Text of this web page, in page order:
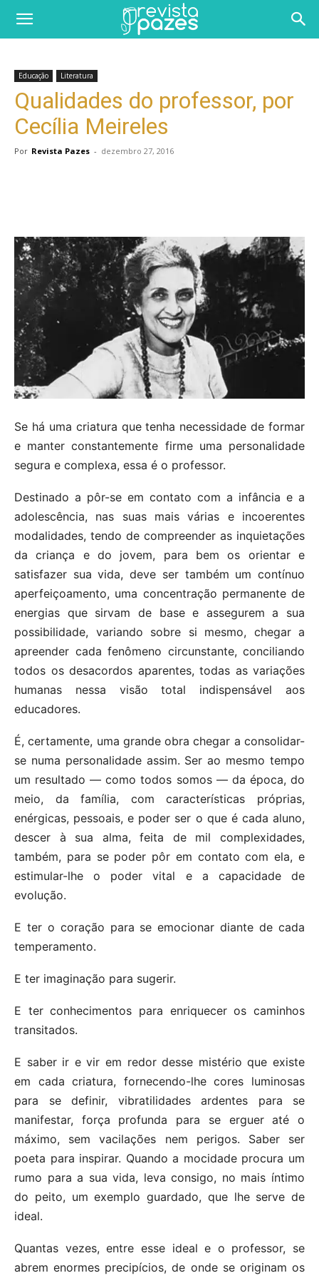
Educação Literatura
Qualidades do professor, por
Cecília Meireles
Por Revista Pazes - dezembro 27, 2016
Se há uma criatura que tenha necessidade de formar
e manter constantemente firme uma personalidade
segura e complexa, essa é o professor.
Destinado a pôr-se em contato com a infância e a
adolescência, nas suas mais várias e incoerentes
modalidades, tendo de compreender as inquietações
da criança e do jovem, para bem os orientar e
satisfazer sua vida, deve ser também um contínuo
aperfeiçoamento, uma concentração permanente de
energias que sirvam de base e assegurem a sua
possibilidade, variando sobre si mesmo, chegar a
apreender cada fenômeno circunstante, conciliando
todos os desacordos aparentes, todas as variações
humanas nessa visão total indispensável aos
educadores.
É, certamente, uma grande obra chegar a consolidar-
se numa personalidade assim. Ser ao mesmo tempo
um resultado — como todos somos — da época, do
meio, da família, com características próprias,
enérgicas, pessoais, e poder ser o que é cada aluno,
descer à sua alma, feita de mil complexidades,
também, para se poder pôr em contato com ela, e
estimular-lhe o poder vital e a capacidade de
evolução.
E ter o coração para se emocionar diante de cada
temperamento.
E ter imaginação para sugerir.
E ter conhecimentos para enriquecer os caminhos
transitados.
E saber ir e vir em redor desse mistério que existe
em cada criatura, fornecendo-lhe cores luminosas
para se definir, vibratilidades ardentes para se
manifestar, força profunda para se erguer até o
máximo, sem vacilações nem perigos. Saber ser
poeta para inspirar. Quando a mocidade procura um
rumo para a sua vida, leva consigo, no mais íntimo
do peito, um exemplo guardado, que lhe serve de
ideal.
Quantas vezes, entre esse ideal e o professor, se
abrem enormes precipícios, de onde se originam os